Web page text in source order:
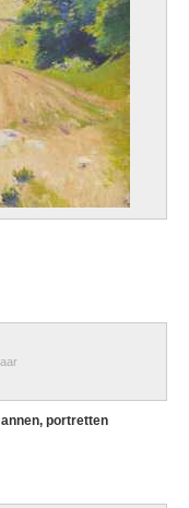
portretten